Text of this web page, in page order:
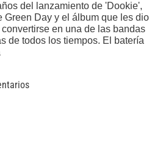
del lanzamiento de 'Dookie',
Green Day y el álbum que les dio
en una de las bandas
de todos los tiempos. El batería